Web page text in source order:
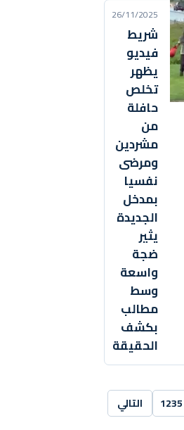
26/11/2025
شريط
فيديو
يظهر
تخلص
حافلة
من
مشردين
ومرضى
نفسيا
بمدخل
الجديدة
يثير
ضجة
واسعة
وسط
مطالب
بكشف
الحقيقة
1235 التالي